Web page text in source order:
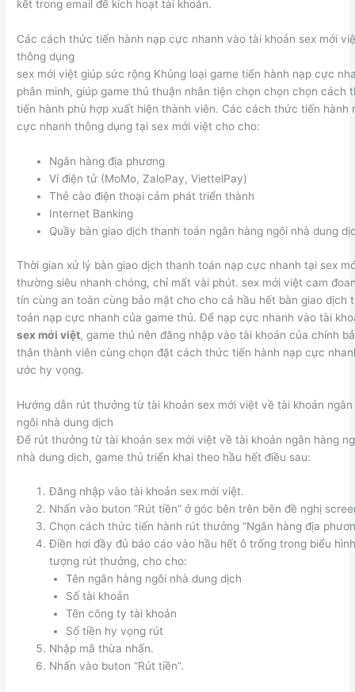
kết trong email để kích hoạt tài khoản.
Các cách thức tiến hành nạp cực nhanh vào tài khoản sex mới
thông dụng
sex mới việt giúp sức rộng Khủng loại game tiến hành nạp cực
phân minh, giúp game thủ thuận nhân tiện chọn chọn chọn cách
tiến hành phù hợp xuất hiện thành viên. Các cách thức tiến hành
cực nhanh thông dụng tại sex mới việt cho cho:
Ngân hàng địa phương
Ví điện tử (MoMo, ZaloPay, ViettelPay)
Thẻ cào điện thoại cảm phát triển thành
Internet Banking
Quầy bàn giao dịch thanh toán ngân hàng ngôi nhà dung
Thời gian xử lý bàn giao dịch thanh toán nạp cực nhanh tại sex
thường siêu nhanh chóng, chỉ mất vài phút. sex mới việt cam
tín cùng an toàn cùng bảo mật cho cho cả hầu hết bàn giao dịch
toán nạp cực nhanh của game thủ. Để nạp cực nhanh vào tài
sex mới việt, game thủ nên đăng nhập vào tài khoản của chính
thân thành viên cùng chọn đặt cách thức tiến hành nạp cực
ước hy vọng.
Hướng dẫn rút thưởng từ tài khoản sex mới việt về tài khoản ngân
ngôi nhà dung dịch
Để rút thưởng từ tài khoản sex mới việt về tài khoản ngân hàng
nhà dung dịch, game thủ triển khai theo hầu hết điều sau:
Đăng nhập vào tài khoản sex mới việt.
Nhấn vào buton “Rút tiền” ở góc bên trên bên đề nghị
Chọn cách thức tiến hành rút thưởng “Ngân hàng địa
Điền hơi đầy đủ báo cáo vào hầu hết ô trống trong biểu
tượng rút thưởng, cho cho:
Tên ngân hàng ngôi nhà dung dịch
Số tài khoản
Tên công ty tài khoản
Số tiền hy vọng rút
Nhập mã thừa nhấn.
Nhấn vào buton “Rút tiền”.